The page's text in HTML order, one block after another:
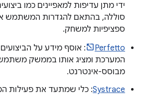
ידי מתן עדיפות למאפיינים כמו
סוללה, בהתאם להגדרות המשתמש
ספציפיות למשחק.
Perfetto
: אוסף מידע על
המערכת ומציג אותו בממשק
מבוסס-אינטרנט.
Systrace: כלי שמתעד את פעילות